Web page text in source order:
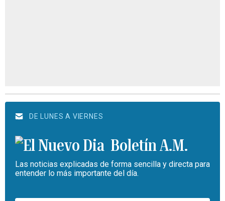
DE LUNES A VIERNES
Boletín A.M.
Las noticias explicadas de forma sencilla y directa para
entender lo más importante del día.